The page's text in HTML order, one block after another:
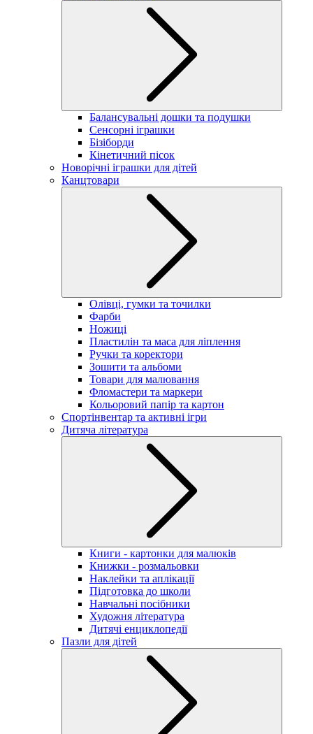
Балансувальні дошки та подушки
Сенсорні іграшки
Бізіборди
Кінетичний пісок
Новорічні іграшки для дітей
Канцтовари
Олівці, гумки та точилки
Фарби
Ножиці
Пластилін та маса для ліплення
Ручки та коректори
Зошити та альбоми
Товари для малювання
Фломастери та маркери
Кольоровий папір та картон
Спортінвентар та активні ігри
Дитяча література
Книги - картонки для малюків
Книжки - розмальовки
Наклейки та аплікації
Підготовка до школи
Навчальні посібники
Художня література
Дитячі енциклопедії
Пазли для дітей